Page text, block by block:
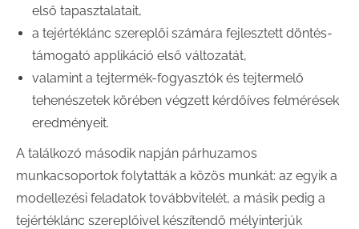
első tapasztalatait,
a tejértéklánc szereplői számára fejlesztett döntés-
támogató applikáció első változatát,
valamint a tejtermék-fogyasztók és tejtermelő
tehenészetek körében végzett kérdőíves felmérések
eredményeit.
A találkozó második napján párhuzamos
munkacsoportok folytatták a közös munkát: az egyik a
modellezési feladatok továbbvitelét, a másik pedig a
tejértéklánc szereplőivel készítendő mélyinterjúk